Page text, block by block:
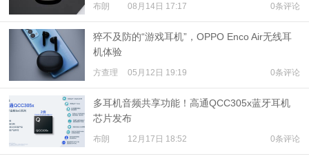
布朗 08月14日 17:17 0条评论
猝不及防的“游戏耳机”，OPPO Enco Air无线耳
机体验
方查理 05月12日 19:19 0条评论
多耳机音频共享功能！高通QCC305x蓝牙耳机
芯片发布
布朗 12月17日 18:52 0条评论